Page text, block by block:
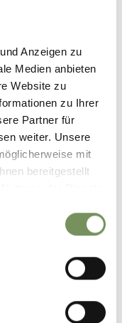
Anzeigen zu
Medien anbieten
Website zu
zu Ihrer
Partner für
weiter. Unsere
mit
bereitgestellt